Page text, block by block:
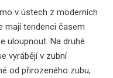
v ústech z moderních
mají tendenci časem
uloupnout. Na druhé
vyrábějí v zubní
od přirozeného zubu,